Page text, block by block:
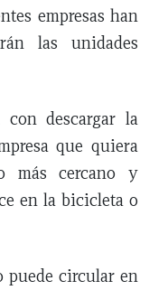
empresas han
las unidades
con descargar la
que quiera
más cercano y
en la bicicleta o
puede circular en